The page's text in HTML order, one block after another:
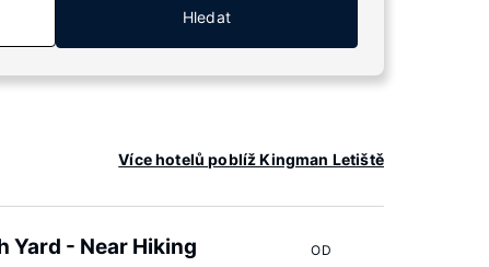
Hledat
Více hotelů poblíž Kingman Letiště
Yard - Near Hiking OD